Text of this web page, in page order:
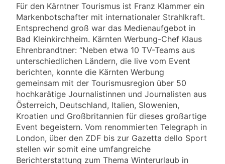
Für den Kärntner Tourismus ist Franz Klammer ein
Markenbotschafter mit internationaler Strahlkraft.
Entsprechend groß war das Medienaufgebot in
Bad Kleinkirchheim. Kärnten Werbung-Chef Klaus
Ehrenbrandtner: “Neben etwa 10 TV-Teams aus
unterschiedlichen Ländern, die live vom Event
berichten, konnte die Kärnten Werbung
gemeinsam mit der Tourismusregion über 50
hochkarätige Journalistinnen und Journalisten aus
Österreich, Deutschland, Italien, Slowenien,
Kroatien und Großbritannien für dieses großartige
Event begeistern. Vom renommierten Telegraph in
London, über den ZDF bis zur Gazetta dello Sport
stellen wir somit eine umfangreiche
Berichterstattung zum Thema Winterurlaub in